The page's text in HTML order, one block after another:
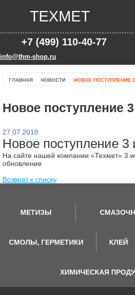
ТЕХМЕТ
+7 (499) 110-40-77
info@thm-shop.ru
ГЛАВНАЯ НОВОСТИ НОВОЕ ПОСТУПЛЕНИЕ
Новое поступление
27.07.2018
Новое поступление 3
На сайте нашей компании «Техмет» 3
обновление
Возврат к списку
МЕТИЗЫ
СМОЛЫ, ГЕРМЕТИКИ КЛЕЙ
ХИМИЧЕСКАЯ